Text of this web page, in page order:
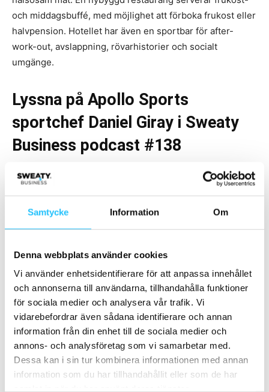
Samtycke Information Om
Denna webbplats använder cookies
Vi använder enhetsidentifierare för att anpassa innehållet
och annonserna till användarna, tillhandahålla funktioner
för sociala medier och analysera vår trafik. Vi
vidarebefordrar även sådana identifierare och annan
information från din enhet till de sociala medier och
annons- och analysföretag som vi samarbetar med.
Dessa kan i sin tur kombinera informationen med annan
information som du har tillhandahållit eller som de har
och middagsbuffé, med möjlighet att förboka frukost eller
halvpension. Hotellet har även en sportbar för after-
work-out, avslappning, rövarhistorier och socialt
umgänge.
Lyssna på Apollo Sports
sportchef Daniel Giray i Sweaty
Business podcast #138
Sweaty Business podcast hittar du där poddar finns,